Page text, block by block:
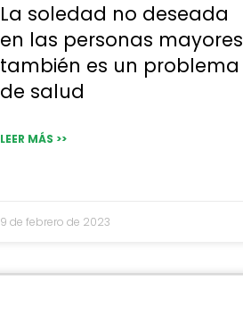
La soledad no deseada
en las personas mayores
también es un problema
de salud
LEER MÁS >>
9 de febrero de 2023